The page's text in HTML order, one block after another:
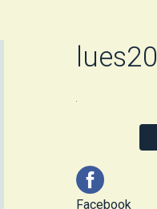
lues20
Facebook